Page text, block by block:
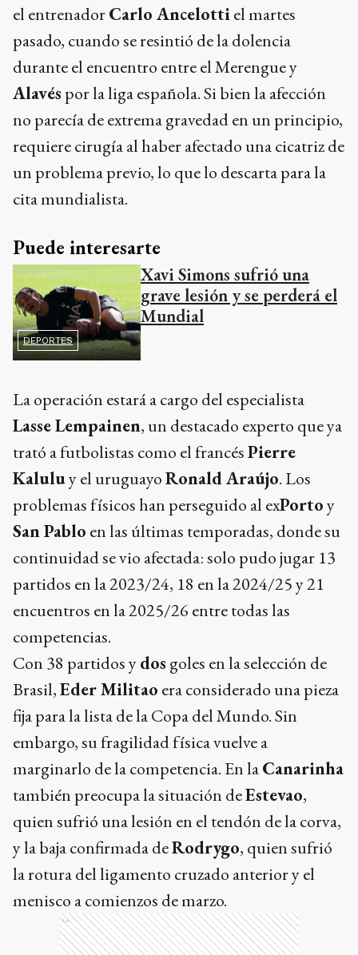
el entrenadorCarlo Ancelottiel martes
pasado, cuando se resintió de la dolencia
durante el encuentro entre el Merengue y
Alavés por la liga española. Si bien la afección
no parecía de extrema gravedad en un principio,
requiere cirugía al haber afectado una cicatriz de
un problema previo, lo que lo descarta para la
cita mundialista.
Puede interesarte
DEPORTES
Xavi Simons sufrió una
grave lesión y se perderá el
Mundial
La operación estará a cargo del especialista
Lasse Lempainen, un destacado experto que ya
trató a futbolistas como el francésPierre
Kaluluy el uruguayoRonald Araújo. Los
problemas físicos han perseguido al exPortoy
San Pablo en las últimas temporadas, donde su
continuidad se vio afectada: solo pudo jugar 13
partidos en la 2023/24, 18 en la 2024/25 y 21
encuentros en la 2025/26 entre todas las
competencias.
Con 38 partidos ydos goles en la selección de
Brasil,Eder Militao era considerado una pieza
fija para la lista de la Copa del Mundo. Sin
embargo, su fragilidad física vuelve a
marginarlo de la competencia. En laCanarinha
también preocupa la situación deEstevao,
quien sufrió una lesión en el tendón de la corva,
y la baja confirmada deRodrygo, quien sufrió
la rotura del ligamento cruzado anterior y el
menisco a comienzos de marzo.
Ads